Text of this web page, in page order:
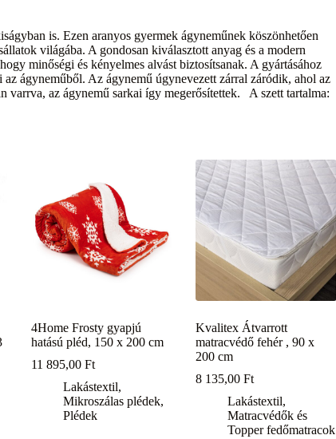
is. Ezen aranyos gyermek ágyneműnek köszönhetően
világába. A gondosan kiválasztott anyag és a modern
minőségi és kényelmes alvást biztosítsanak. A gyártásához
ágyneműből. Az ágynemű úgynevezett zárral záródik, ahol az
varrva, az ágynemű sarkai így megerősítettek. A szett tartalma:
4Home Frosty gyapjú
hatású pléd, 150 x 200 cm
11 895,00Ft
Lakástextil,
Mikroszálas plédek,
Plédek
Kvalitex Átvarrott
matracvédő fehér , 90 x
200 cm
8 135,00Ft
Lakástextil,
Matracvédők és
Topper fedőmatracok